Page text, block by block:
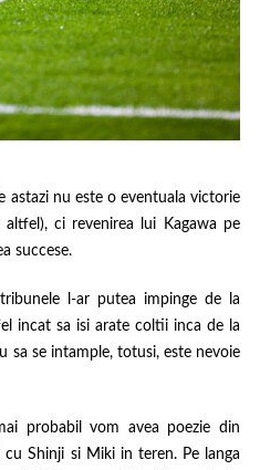
astazi nu este o eventuala victorie
ci revenirea lui Kagawa pe
succese.
l-ar putea impinge de la
incat sa isi arate coltii inca de la
sa se intample, totusi, este nevoie
probabil vom avea poezie din
Shinji si Miki in teren. Pe langa